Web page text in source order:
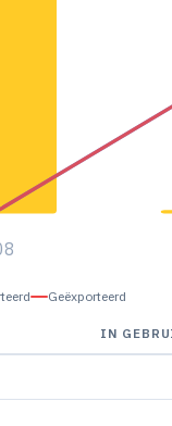
Geëxporteerd
IN